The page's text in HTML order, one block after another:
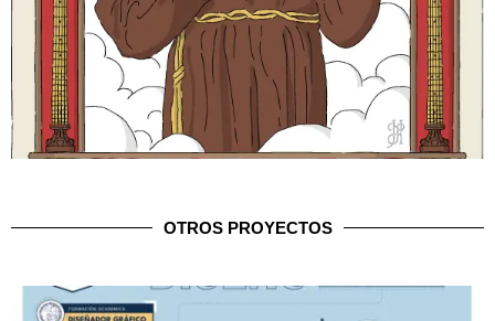
OTROS PROYECTOS